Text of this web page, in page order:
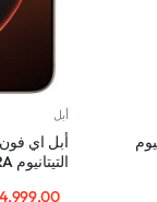
التيتانيوم
أبل
التيتانيوم TDRA
4.999,00